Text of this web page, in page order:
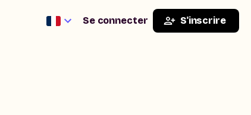
Se connecter S'inscrire